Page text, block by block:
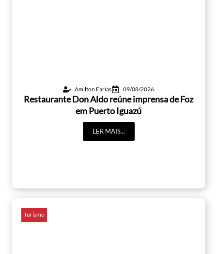
Amilton Farias 09/08/2026
Restaurante Don Aldo reúne imprensa de Foz
em Puerto Iguazú
LER MAIS...
Turismo